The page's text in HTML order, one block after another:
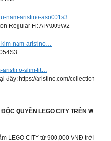
nam-aristino-aso001s3
Regular Fit APA009W2
kim-nam-aristino…
aristino-slim-fit…
đây: https://aristino.com/collection
QUYỀN LEGO CITY TRÊN W
LEGO CITY từ 900,000 VNĐ trở l